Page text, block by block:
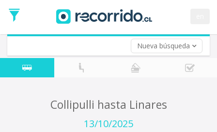
Nueva búsqueda
de
Ida
Vuelta (opcional)
Fecha
de
Collipulli hasta Linares
13/10/2025